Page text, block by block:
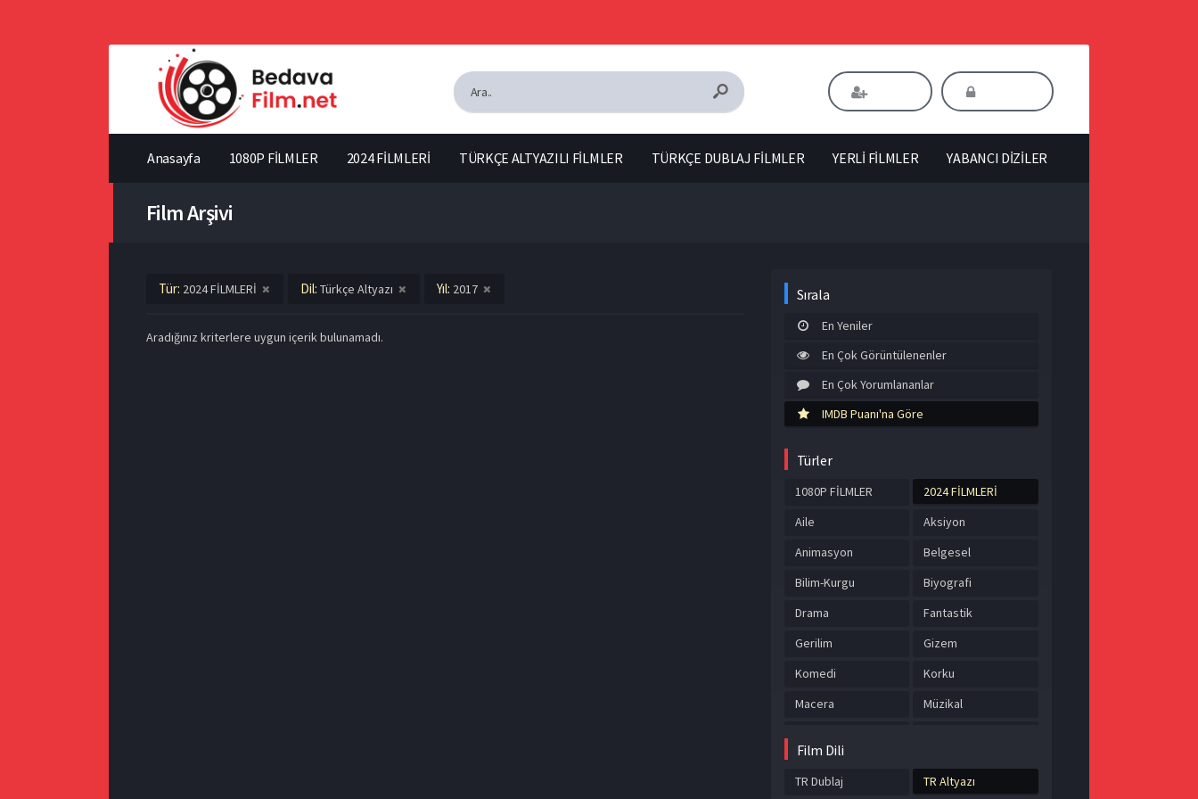
Anasayfa 1080P FİLMLER 2024 FİLMLERİ TÜRKÇE ALTYAZILI FİLMLER TÜRKÇE DUBLAJ FİLMLER YERLİ FİLMLER YABANCI DİZİLER
Film Arşivi
Tür: 2024 FİLMLERİ Dil: Türkçe Altyazı Yıl: 2017
Aradığınız kriterlere uygun içerik bulunamadı.
Sırala
En Yeniler
En Çok Görüntülenenler
En Çok Yorumlananlar
IMDB Puanı'na Göre
Türler
1080P FİLMLER
2024 FİLMLERİ
Aile
Aksiyon
Animasyon
Belgesel
Bilim-Kurgu
Biyografi
Drama
Fantastik
Gerilim
Gizem
Komedi
Korku
Macera
Müzikal
TÜRKÇE ALTYAZILI
Film Dili
TR Dublaj TR Altyazı